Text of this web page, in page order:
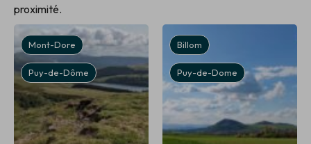
proximité.
Mont-Dore
Puy-de-Dôme
Billom
Puy-de-Dome